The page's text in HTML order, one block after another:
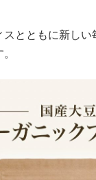
スとともに新し